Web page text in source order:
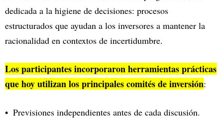
dedicada a la higiene de decisiones: procesos
estructurados que ayudan a los inversores a mantener la
racionalidad en contextos de incertidumbre.
Los participantes incorporaron herramientas prácticas
que hoy utilizan los principales comités de inversión:
Previsiones independientes antes de cada discusión.